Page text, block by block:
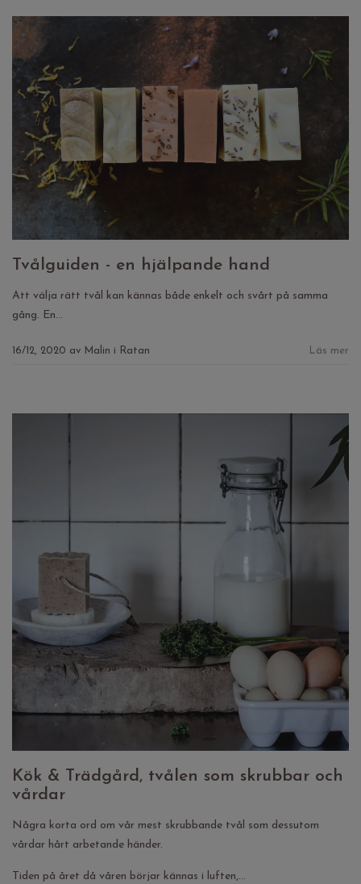
Tvålguiden - en hjälpande hand
Att välja rätt tvål kan kännas både enkelt och svårt på samma
gång. En...
16/12, 2020 av Malin i Ratan Läs mer
Kök & Trädgård, tvålen som skrubbar och
vårdar
Några korta ord om vår mest skrubbande tvål som dessutom
vårdar hårt arbetande händer.
Tiden på året då våren börjar kännas i luften,...